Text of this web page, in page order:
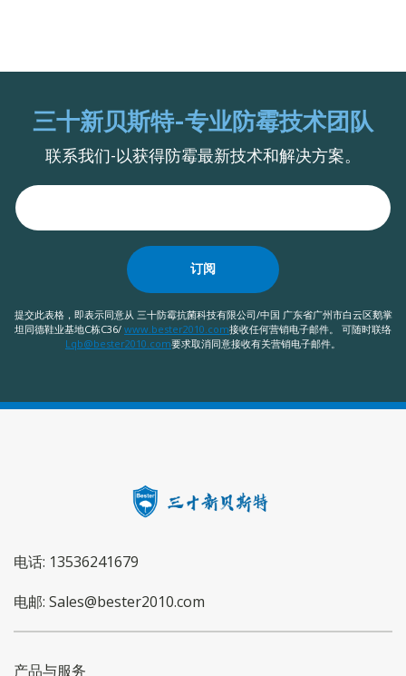
三十新贝斯特-专业防霉技术团队
联系我们-以获得防霉最新技术和解决方案。
订阅
提交此表格，即表示同意从 三十防霉抗菌科技有限公司/中国 广东省广州市白云区鹅掌
坦同德鞋业基地C栋C36/ www.bester2010.com接收任何营销电子邮件。 可随时联络
Lqb@bester2010.com要求取消同意接收有关营销电子邮件。
电话: 13536241679
电邮: Sales@bester2010.com
产品与服务